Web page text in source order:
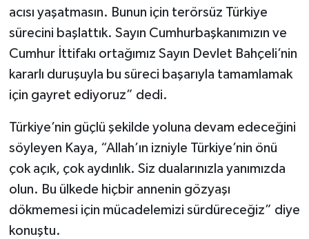
acısı yaşatmasın. Bunun için terörsüz Türkiye
sürecini başlattık. Sayın Cumhurbaşkanımızın ve
Cumhur İttifakı ortağımız Sayın Devlet Bahçeli’nin
kararlı duruşuyla bu süreci başarıyla tamamlamak
için gayret ediyoruz” dedi.
Türkiye’nin güçlü şekilde yoluna devam edeceğini
söyleyen Kaya, “Allah’ın izniyle Türkiye’nin önü
çok açık, çok aydınlık. Siz dualarınızla yanımızda
olun. Bu ülkede hiçbir annenin gözyaşı
dökmemesi için mücadelemizi sürdüreceğiz” diye
konuştu.